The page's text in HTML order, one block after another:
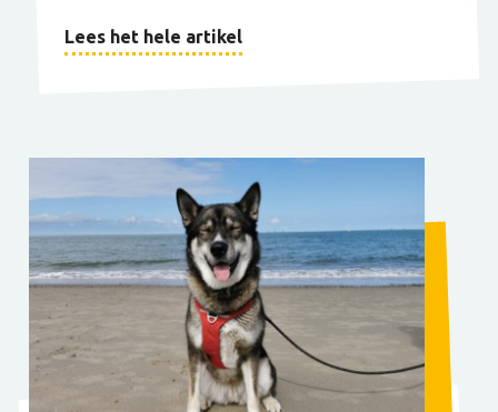
Lees het hele artikel